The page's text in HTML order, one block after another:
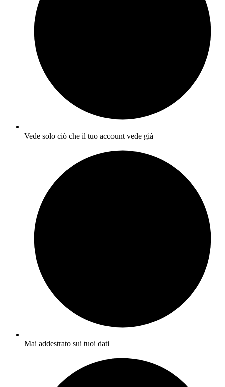
Vede solo ciò che il tuo account vede già
Mai addestrato sui tuoi dati